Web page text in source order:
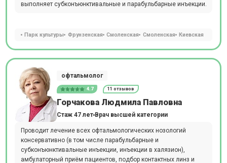
выполняет субконъюнктивальные и парабульбарные инъекции.
Парк культуры Фрунзенская Смоленская Смоленская Киевская
офтальмолог
4.7 11 отзывов
Горчакова Людмила Павловна
Стаж 47 лет Врач высшей категории
Проводит лечение всех офтальмологических нозологий
консервативно (в том числе парабульбарные и
субконъюнктивальные инъекции, инъекции в халязион),
амбулаторный приём пациентов, подбор контактных линз и